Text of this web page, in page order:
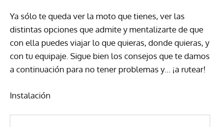
Ya sólo te queda ver la moto que tienes, ver las
distintas opciones que admite y mentalizarte de que
con ella puedes viajar lo que quieras, donde quieras, y
con tu equipaje. Sigue bien los consejos que te damos
a continuación para no tener problemas y… ¡a rutear!
Instalación